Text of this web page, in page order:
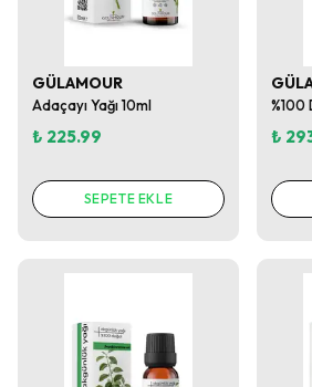
GÜLAMOUR
Adaçayı Yağı 10ml
₺ 225.99
SEPETE EKLE
₺